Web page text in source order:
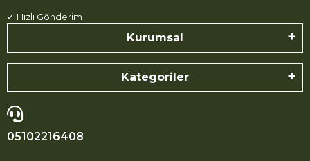
✓ Hızlı Gönderim
Kurumsal
Kategoriler
05102216408